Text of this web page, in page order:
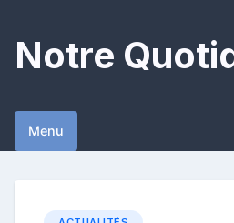
content
Notre
Menu